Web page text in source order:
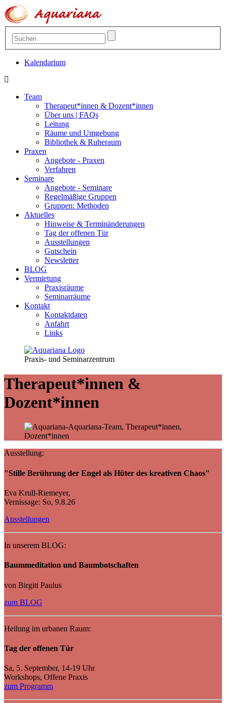
Kalendarium
Team
Therapeut*innen & Dozent*innen
Über uns | FAQs
Leitung
Räume und Umgebung
Bibliothek & Ruheraum
Praxen
Angebote - Praxen
Verfahren
Seminare
Angebote - Seminare
Regelmäßige Gruppen
Gruppen: Methoden
Aktuelles
Hinweise & Terminänderungen
Tag der offenen Tür
Ausstellungen
Gutschein
Newsletter
BLOG
Vermietung
Praxisräume
Seminarräume
Kontakt
Kontaktdaten
Anfahrt
Links
Praxis- und Seminarzentrum
Therapeut*innen &
Dozent*innen
Ausstellung:
"Stille Berührung der Engel als Hüter des kreativen Chaos"
Eva Krull-Riemeyer,
Vernissage: So, 9.8.26
Ausstellungen
In unserem BLOG:
Baummeditation und Baumbotschaften
von Birgitt Paulus
zum BLOG
Heilung im urbanen Raum:
Tag der offenen Tür
Sa, 5. September, 14-19 Uhr
Workshops, Offene Praxis
zum Programm